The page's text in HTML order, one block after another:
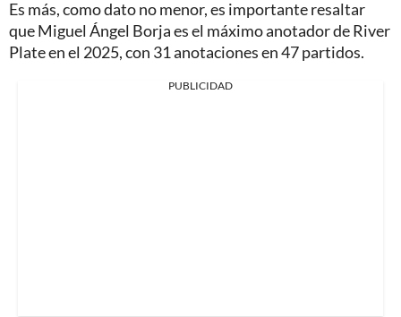
Es más, como dato no menor, es importante resaltar
que Miguel Ángel Borja es el máximo anotador de River
Plate en el 2025, con 31 anotaciones en 47 partidos.
PUBLICIDAD